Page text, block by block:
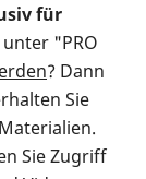
für
"PRO
? Dann
Sie
Sie Zugriff